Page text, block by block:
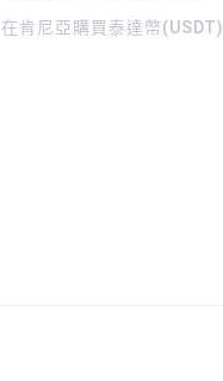
在肯尼亞購買泰達幣(USDT)